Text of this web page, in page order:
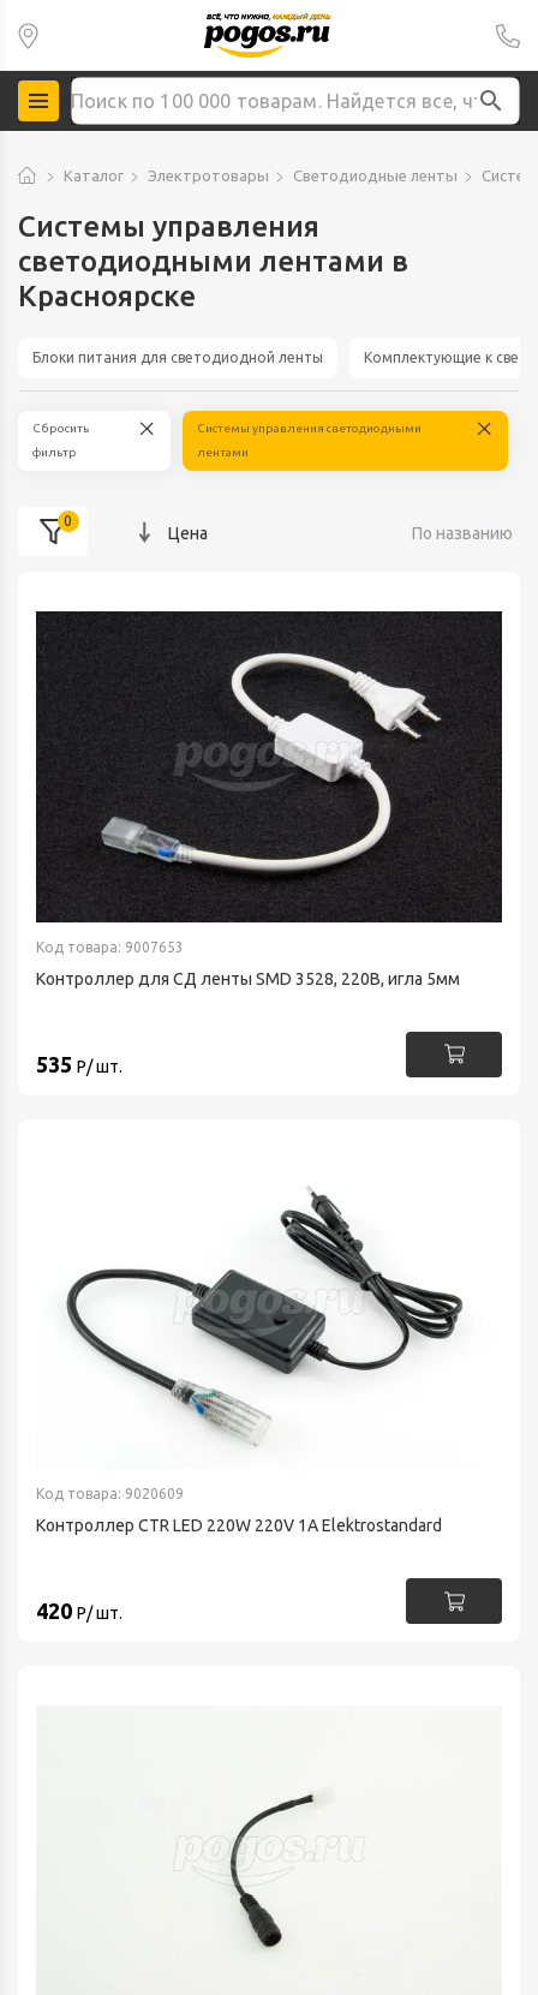
Каталог Электротовары Светодиодные ленты
Системы управления
светодиодными лентами в
Красноярске
Блоки питания для светодиодной ленты Комплектующие к
Сбросить
фильтр
Системы управления светодиодными
лентами
0
Цена По названию
Код товара: 9007653
Контроллер для СД ленты SMD 3528, 220В, игла 5мм
535 Р/ шт.
Код товара: 9020609
Контроллер CTR LED 220W 220V 1A Elektrostandard
420 Р/ шт.